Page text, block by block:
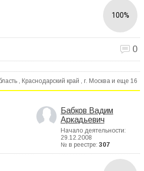
100%
0
, Краснодарский край , г. Москва и еще 16
Бабков Вадим
Аркадьевич
Начало деятельности:
29.12.2008
№ в реестре: 307